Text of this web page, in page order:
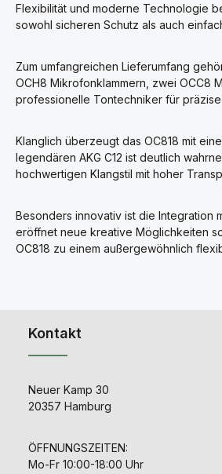
Flexibilität und moderne Technologie
sowohl sicheren Schutz als auch
Zum umfangreichen Lieferumfang
OCH8 Mikrofonklammern, zwei OCC8
professionelle Tontechniker für
Klanglich überzeugt das OC818 mit
legendären AKG C12 ist deutlich
hochwertigen Klangstil mit hoher
Besonders innovativ ist die Integration
eröffnet neue kreative Möglichkeiten
OC818 zu einem außergewöhnlich
Kontakt
Neuer Kamp 30
20357 Hamburg
ÖFFNUNGSZEITEN:
Mo-Fr 10:00-18:00 Uhr